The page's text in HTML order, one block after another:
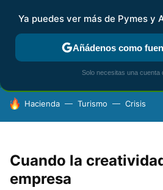
FISCALIDAD Y CONTABILIDAD
HOY SE HABLA DE
Hacienda Turismo Crisis
Cuando la
empresa
Ya puedes ver más de Pymes y
Añádenos como
Solo necesitas una cuenta